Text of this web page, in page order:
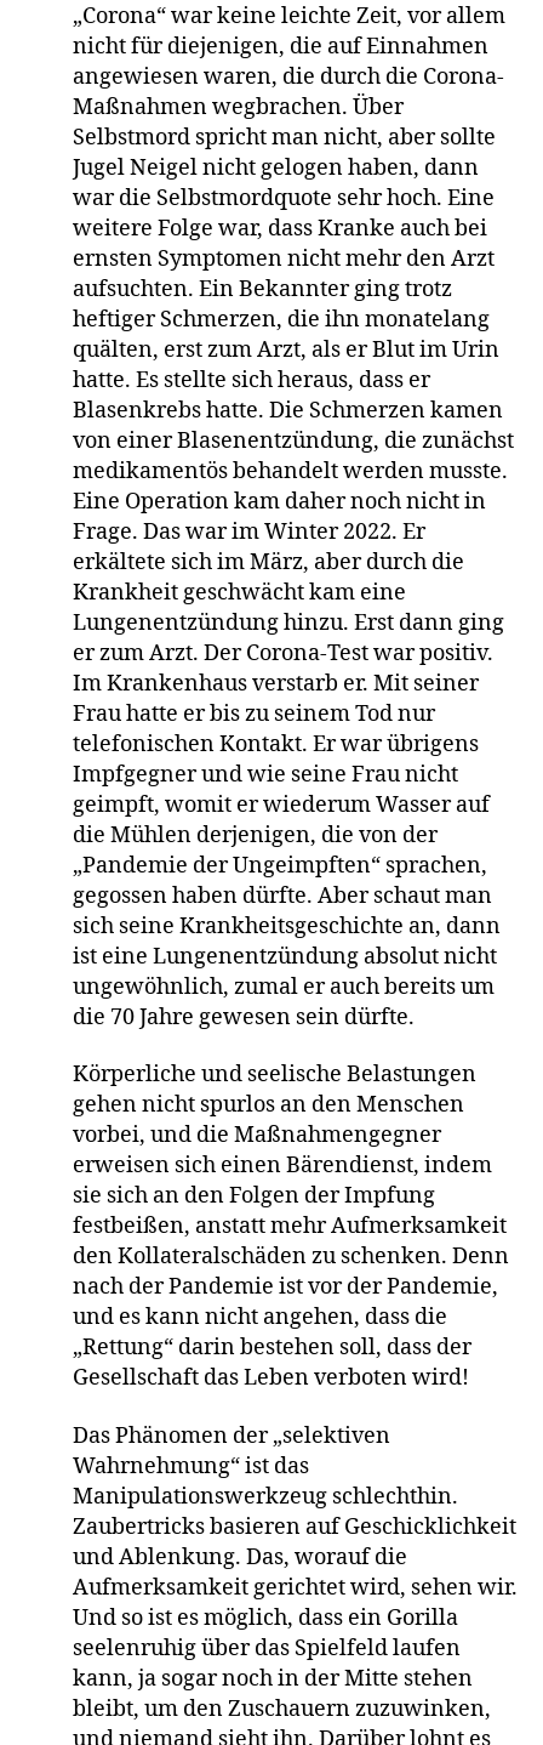
„Corona“ war keine leichte Zeit, vor allem
nicht für diejenigen, die auf Einnahmen
angewiesen waren, die durch die Corona-
Maßnahmen wegbrachen. Über
Selbstmord spricht man nicht, aber sollte
Jugel Neigel nicht gelogen haben, dann
war die Selbstmordquote sehr hoch. Eine
weitere Folge war, dass Kranke auch bei
ernsten Symptomen nicht mehr den Arzt
aufsuchten. Ein Bekannter ging trotz
heftiger Schmerzen, die ihn monatelang
quälten, erst zum Arzt, als er Blut im Urin
hatte. Es stellte sich heraus, dass er
Blasenkrebs hatte. Die Schmerzen kamen
von einer Blasenentzündung, die zunächst
medikamentös behandelt werden musste.
Eine Operation kam daher noch nicht in
Frage. Das war im Winter 2022. Er
erkältete sich im März, aber durch die
Krankheit geschwächt kam eine
Lungenentzündung hinzu. Erst dann ging
er zum Arzt. Der Corona-Test war positiv.
Im Krankenhaus verstarb er. Mit seiner
Frau hatte er bis zu seinem Tod nur
telefonischen Kontakt. Er war übrigens
Impfgegner und wie seine Frau nicht
geimpft, womit er wiederum Wasser auf
die Mühlen derjenigen, die von der
„Pandemie der Ungeimpften“ sprachen,
gegossen haben dürfte. Aber schaut man
sich seine Krankheitsgeschichte an, dann
ist eine Lungenentzündung absolut nicht
ungewöhnlich, zumal er auch bereits um
die 70 Jahre gewesen sein dürfte.
Körperliche und seelische Belastungen
gehen nicht spurlos an den Menschen
vorbei, und die Maßnahmengegner
erweisen sich einen Bärendienst, indem
sie sich an den Folgen der Impfung
festbeißen, anstatt mehr Aufmerksamkeit
den Kollateralschäden zu schenken. Denn
nach der Pandemie ist vor der Pandemie,
und es kann nicht angehen, dass die
„Rettung“ darin bestehen soll, dass der
Gesellschaft das Leben verboten wird!
Das Phänomen der „selektiven
Wahrnehmung“ ist das
Manipulationswerkzeug schlechthin.
Zaubertricks basieren auf Geschicklichkeit
und Ablenkung. Das, worauf die
Aufmerksamkeit gerichtet wird, sehen wir.
Und so ist es möglich, dass ein Gorilla
seelenruhig über das Spielfeld laufen
kann, ja sogar noch in der Mitte stehen
bleibt, um den Zuschauern zuzuwinken,
und niemand sieht ihn. Darüber lohnt es